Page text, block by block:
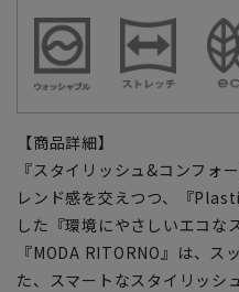
【商品詳細】
『スタイリッシュ&コンフォ
レンド感を交えつつ、『
した『環境にやさしいエコな
『MODA RITORNO』は、ス
た、スマートなスタイリッシ